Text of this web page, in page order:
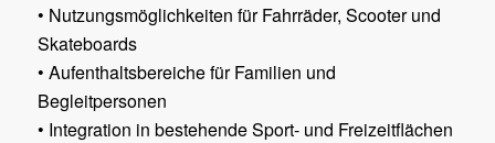
• Nutzungsmöglichkeiten für Fahrräder, Scooter und
Skateboards
• Aufenthaltsbereiche für Familien und
Begleitpersonen
• Integration in bestehende Sport- und Freizeitflächen